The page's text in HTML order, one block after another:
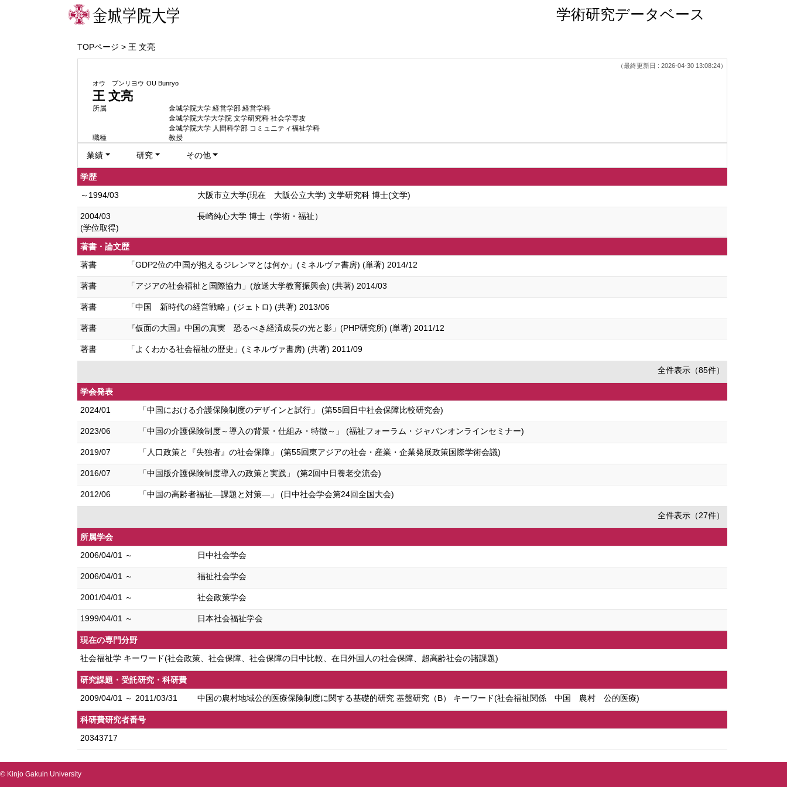
学術研究データベース
TOPページ > 王 文亮
（最終更新日 : 2026-04-30 13:08:24）
オウ ブンリヨウ OU Bunryo
王 文亮
所属
金城学院大学 経営学部 経営学科
金城学院大学大学院 文学研究科 社会学専攻
金城学院大学 人間科学部 コミュニティ福祉学科
職種
教授
業績 研究 その他
学歴
～1994/03
大阪市立大学(現在 大阪公立大学) 文学研究科 博士(文学)
2004/03
(学位取得)
長崎純心大学 博士（学術・福祉）
著書・論文歴
著書
「GDP2位の中国が抱えるジレンマとは何か」(ミネルヴァ書房) (単著) 2014/12
著書 「アジアの社会福祉と国際協力」(放送大学教育振興会) (共著) 2014/03
著書 「中国 新時代の経営戦略」(ジェトロ) (共著) 2013/06
著書 『仮面の大国』中国の真実 恐るべき経済成長の光と影」(PHP研究所) (単著) 2011/12
著書 「よくわかる社会福祉の歴史」(ミネルヴァ書房) (共著) 2011/09
全件表示（85件）
学会発表
2024/01
「中国における介護保険制度のデザインと試行」 (第55回日中社会保障比較研究会)
2023/06 「中国の介護保険制度～導入の背景・仕組み・特徴～」 (福祉フォーラム・ジャパンオンラインセミナー)
2019/07 「人口政策と『失独者』の社会保障」 (第55回東アジアの社会・産業・企業発展政策国際学術会議)
2016/07 「中国版介護保険制度導入の政策と実践」 (第2回中日養老交流会)
2012/06 「中国の高齢者福祉―課題と対策―」 (日中社会学会第24回全国大会)
全件表示（27件）
所属学会
2006/04/01 ～
日中社会学会
2006/04/01 ～ 福祉社会学会
2001/04/01 ～ 社会政策学会
1999/04/01 ～ 日本社会福祉学会
現在の専門分野
社会福祉学 キーワード(社会政策、社会保障、社会保障の日中比較、在日外国人の社会保障、超高齢社会の諸課題)
研究課題・受託研究・科研費
2009/04/01 ～ 2011/03/31
中国の農村地域公的医療保険制度に関する基礎的研究 基盤研究（B） キーワード(社会福祉関係 中国 農村 公的医療)
科研費研究者番号
20343717
© Kinjo Gakuin University